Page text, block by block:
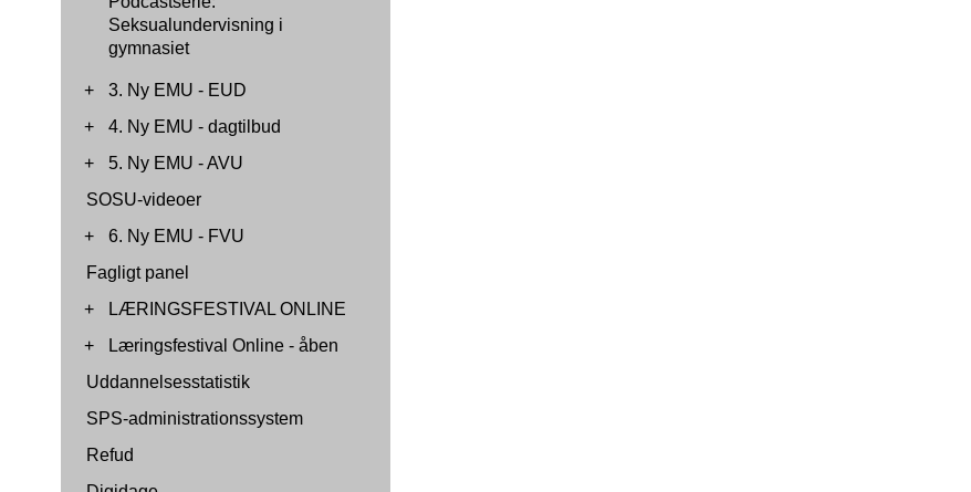
Seksualundervisning i
gymnasiet
+
3. Ny EMU - EUD
+
4. Ny EMU - dagtilbud
+
5. Ny EMU - AVU
SOSU-videoer
+
6. Ny EMU - FVU
Fagligt panel
+
LÆRINGSFESTIVAL ONLINE
+
Læringsfestival Online - åben
Uddannelsesstatistik
SPS-administrationssystem
Refud